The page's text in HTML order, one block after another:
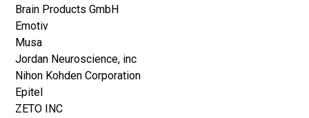
Brain Products GmbH
Emotiv
Musa
Jordan Neuroscience, inc
Nihon Kohden Corporation
Epitel
ZETO INC